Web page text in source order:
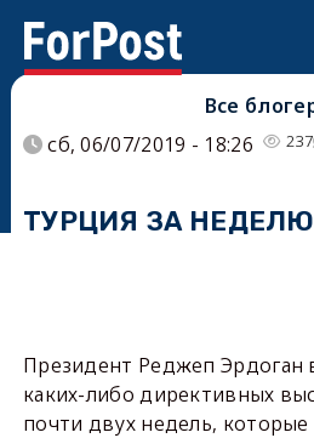
Все
сб, 06/07/2019 - 18:26
237
ТУРЦИЯ ЗА НЕДЕЛЮ
Президент Реджеп Эрдоган
каких-либо директивных
почти двух недель,